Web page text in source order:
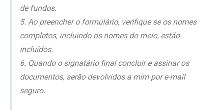
de fundos.
5. Ao preencher o formulário, verifique se os nomes
completos, incluindo os nomes do meio, estão
incluídos.
6. Quando o signatário final concluir e assinar os
documentos, serão devolvidos a mim por e-mail
seguro.